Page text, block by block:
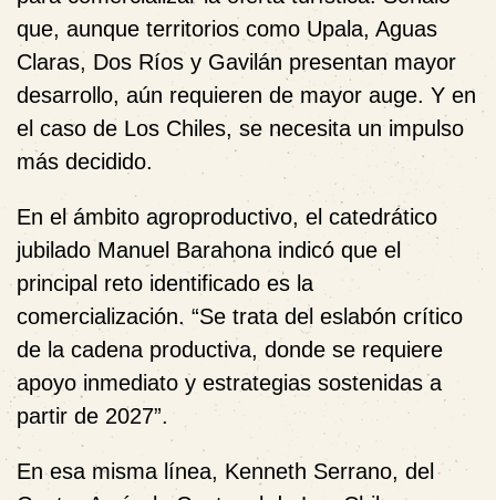
que, aunque territorios como Upala, Aguas
Claras, Dos Ríos y Gavilán presentan mayor
desarrollo, aún requieren de mayor auge. Y en
el caso de Los Chiles, se necesita un impulso
más decidido.
En el ámbito agroproductivo, el catedrático
jubilado Manuel Barahona indicó que el
principal reto identificado es la
comercialización. “Se trata del eslabón crítico
de la cadena productiva, donde se requiere
apoyo inmediato y estrategias sostenidas a
partir de 2027”.
En esa misma línea, Kenneth Serrano, del